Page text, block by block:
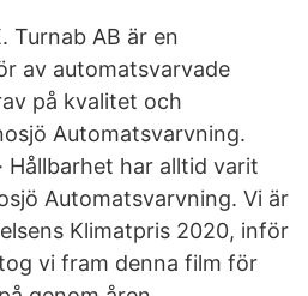
Turnab AB är en
av automatsvarvade
på kvalitet och
Automatsvarvning.
Hållbarhet har alltid varit
Automatsvarvning. Vi är
Klimatpris 2020, inför
vi fram denna film för